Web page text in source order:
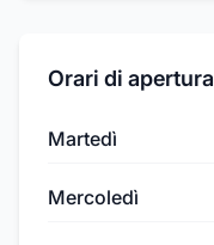
Orari di apertura
Martedì
Mercoledì